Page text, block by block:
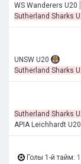
WS Wanderers U20
Sutherland Sharks
UNSW U20
Sutherland Sharks
Sutherland Sharks
APIA Leichhardt U20
Голы 1-й тайм: 1